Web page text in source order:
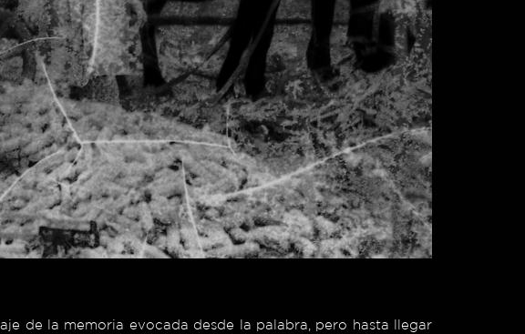
de la memoria evocada desde la palabra, pero hasta llegar